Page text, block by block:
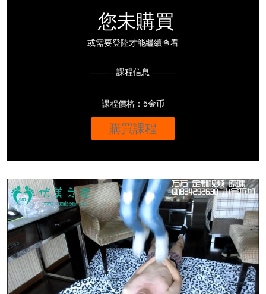
您未購買
或需要登陸才能繼續查看
-------- 課程信息 --------
課程價格：5金币
購買課程